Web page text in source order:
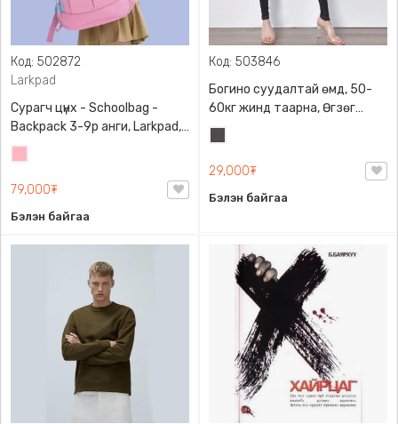
Код: 502872
Larkpad
Сурагч цүнх - Schoolbag -
Backpack 3-9р анги, Larkpad,
9009-10128, Цацруулагчтай,
Олон тасалгаатай
79,000₮
Бэлэн байгаа
Код: 503846
Богино суудалтай өмд, 50-
60кг жинд таарна, Өгзөг
өргөгчтэй
29,000₮
Бэлэн байгаа